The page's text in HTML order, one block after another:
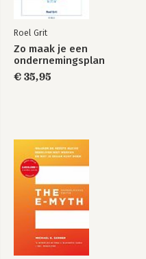
7.3 Casus De Machinefabriek 60
Roel Grit
Zo maak je een
ondernemingsplan
€ 35,95